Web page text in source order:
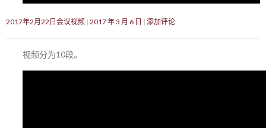
2017年2月22日会议视频 2017 年 3 月 6 日 添加评论
视频分为10段。